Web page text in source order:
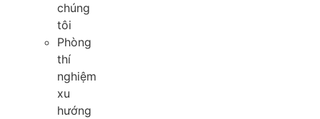
chúng
tôi
Phòng
thí
nghiệm
xu
hướng